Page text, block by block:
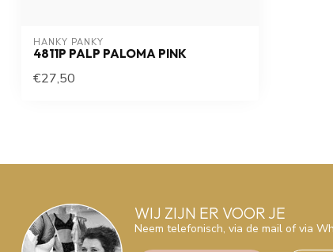
HANKY PANKY
4811P PALP PALOMA PINK
€27,50
WIJ ZIJN ER VOOR JE
Neem telefonisch, via de mail of via